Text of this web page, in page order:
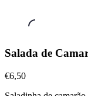
Petiscos
&
Salada de
€6,50